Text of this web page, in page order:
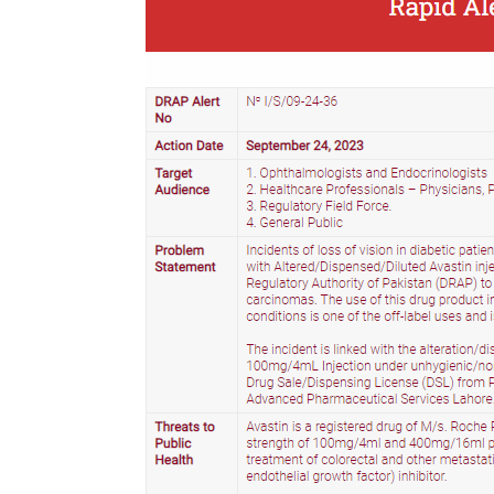
غزہ؛ حماس کے ہاتھوں مزید 7 اسرائیلی فوجی ہلاک، مجموعی تعداد 129 ہوگئی
یواےای کے سفیر کا دورہ نیول